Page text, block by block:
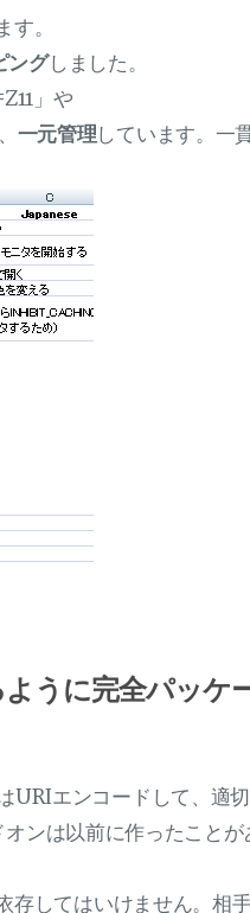
。
ングしました。
」や
一元管理しています。一
うに完全パッケ
エンコードして、適
ンは以前に作ったことが
存してはいけません。相